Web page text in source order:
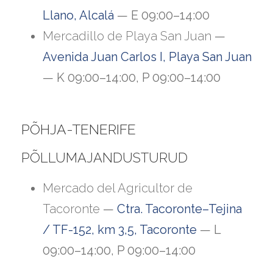
Llano, Alcalá — E 09:00–14:00
Mercadillo de Playa San Juan —
Avenida Juan Carlos I, Playa San Juan
— K 09:00–14:00, P 09:00–14:00
PÕHJA-TENERIFE
PÕLLUMAJANDUSTURUD
Mercado del Agricultor de
Tacoronte — Ctra. Tacoronte–Tejina
/ TF-152, km 3,5, Tacoronte — L
09:00–14:00, P 09:00–14:00